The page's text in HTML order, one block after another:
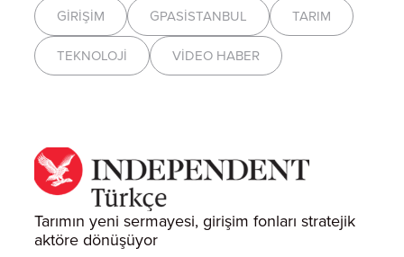
GIRIŞIM GPASİSTANBUL TARIM
TEKNOLOJI VIDEO HABER
Tarımın yeni sermayesi, girişim fonları stratejik
aktöre dönüşüyor